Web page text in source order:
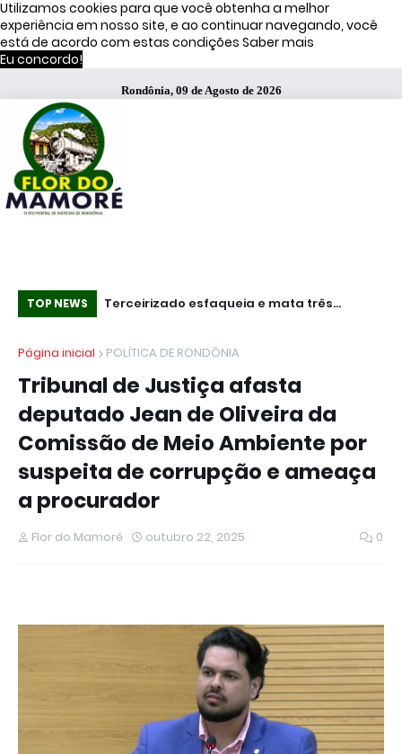
Utilizamos cookies para que você obtenha a melhor
experiência em nosso site, e ao continuar navegando, você
está de acordo com estas condições Saber mais
Eu concordo!
Rondônia, 09 de Agosto de 2026
TOP NEWS
Terceirizado esfaqueia e mata três
Paulista
Mundo - Ataques ucranianos forçam
do Cazaquistão à Rússia
Página inicial POLÍTICA DE RONDÔNIA
Tribunal de Justiça afasta
deputado Jean de Oliveira da
Comissão de Meio Ambiente por
suspeita de corrupção e ameaça
a procurador
Flor do Mamoré outubro 22, 2025 0